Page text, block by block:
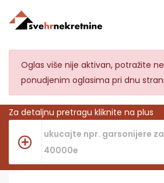
Oglas više nije aktivan, potražite
ponudjenim oglasima pri dnu
Za detaljnu pretragu kliknite na plus